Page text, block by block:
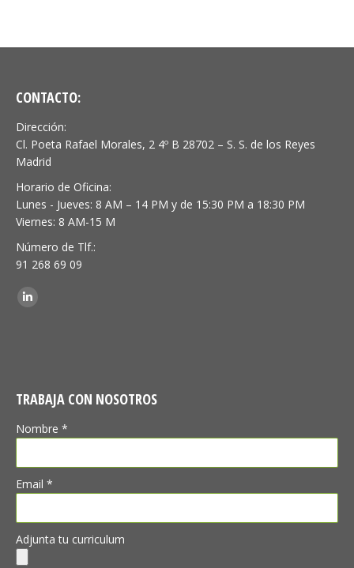
CONTACTO:
Dirección:
Cl. Poeta Rafael Morales, 2 4º B 28702 – S. S. de los Reyes
Madrid
Horario de Oficina:
Lunes - Jueves: 8 AM – 14 PM y de 15:30 PM a 18:30 PM
Viernes: 8 AM-15 M
Número de Tlf.:
91 268 69 09
Encuéntranos en:
Linkedin
TRABAJA CON NOSOTROS
Nombre *
Email *
Adjunta tu curriculum